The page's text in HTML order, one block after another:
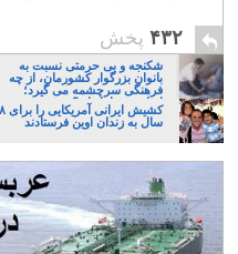
۴۳۲ پخش
شکنجه و بی حرمتی نسبت به
بانوان بزرگوار کشورمان، از چه
فرهنگی سرچشمه می گیرد؛
ایرانی، و یا تازیان؟
کشیش ایرانی آمریکایی را برای ۸
سال به زندان اوین فرستادند